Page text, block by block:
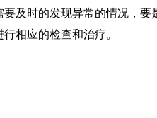
要及时的发现异常的情况，
相应的检查和治疗。